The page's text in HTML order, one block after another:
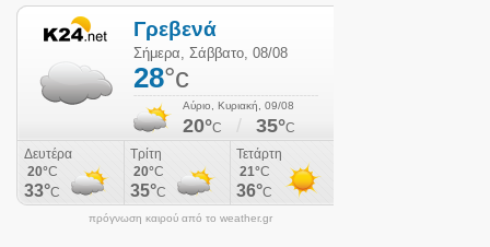
πρόγνωση καιρού από το weather.gr